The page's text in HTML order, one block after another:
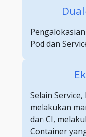
Pod dan
Selain
melakukan
dan CI,
Container